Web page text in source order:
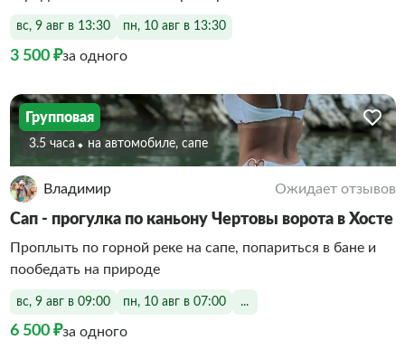
вс, 9 авг в 13:30 пн, 10 авг в 13:30
3 500 ₽за одного
Групповая
3.5 часа На автомобиле, сапе
Владимир Ожидает отзывов
Сап - прогулка по каньону Чертовы ворота в Хосте
Проплыть по горной реке на сапе, попариться в бане и
пообедать на природе
вс, 9 авг в 09:00 пн, 10 авг в 07:00 ...
6 500 ₽за одного